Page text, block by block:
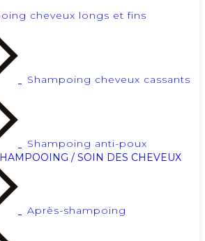
cheveux longs et fins
Shampoing cheveux cassants
Shampoing anti-poux
/ SOIN DES CHEVEUX
Après-shampoing